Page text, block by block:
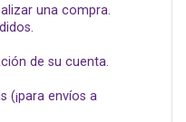
una compra.
de su cuenta.
(¡para envíos a